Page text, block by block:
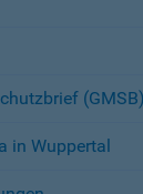
(GMSB)
in Wuppertal